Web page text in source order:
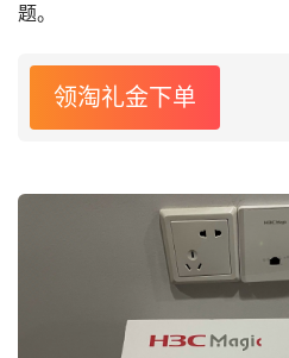
题。
领淘礼金下单